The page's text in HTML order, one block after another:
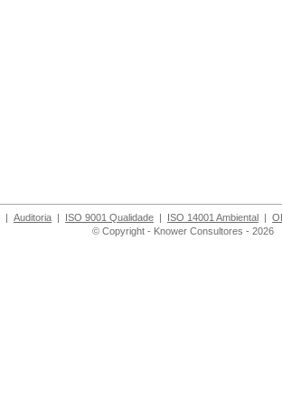
| Auditoria | ISO 9001 Qualidade | ISO 14001 Ambiental |
© Copyright - Knower Consultores - 2026